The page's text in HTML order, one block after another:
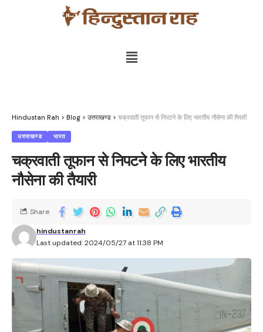
Hindustan Rah > Blog > उत्तराखण्ड > चक्रवाती तूफान से निपटने के लिए भारतीय नौसेना की तैयारी
उत्तराखण्ड भारत
चक्रवाती तूफान से निपटने के लिए भारतीय
नौसेना की तैयारी
Last updated: 2024/05/27 at 11:38 PM
hindustanrah
Share